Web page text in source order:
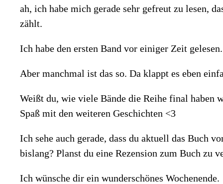
ah, ich habe mich gerade sehr gefreut zu lesen,
zählt.
Ich habe den ersten Band vor einiger Zeit
Aber manchmal ist das so. Da klappt es eben
Weißt du, wie viele Bände die Reihe final haben
Spaß mit den weiteren Geschichten <3
Ich sehe auch gerade, dass du aktuell das Buch
bislang? Planst du eine Rezension zum Buch zu
Ich wünsche dir ein wunderschönes Wochenende.